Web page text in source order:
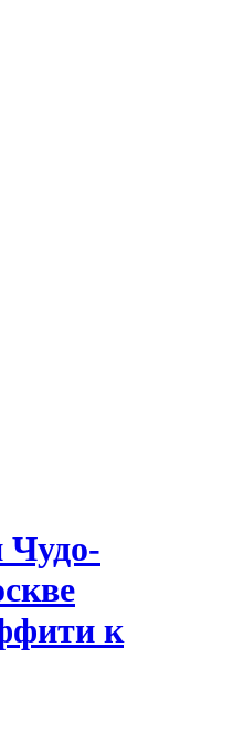
Чудо-
к